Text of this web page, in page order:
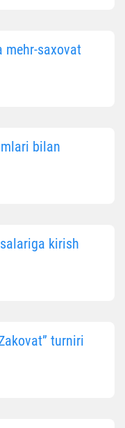
mehr-saxovat
bilan
kirish
turniri